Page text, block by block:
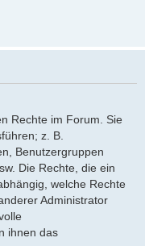
Rechte im Forum. Sie
z. B.
Benutzergruppen
Die Rechte, die ein
welche Rechte
Administrator
ihnen das